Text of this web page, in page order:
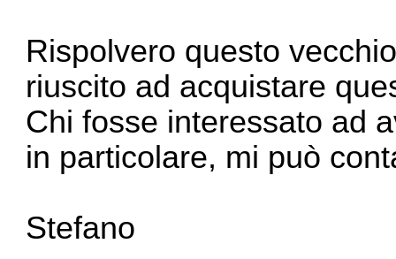
Rispolvero questo
riuscito ad acquistare
Chi fosse interessato ad
in particolare, mi può
Stefano